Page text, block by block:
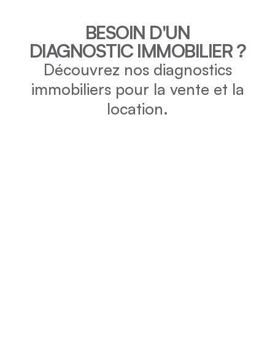
BESOIN D'UN
DIAGNOSTIC IMMOBILIER ?
Découvrez nos diagnostics
immobiliers pour la vente et la
location.